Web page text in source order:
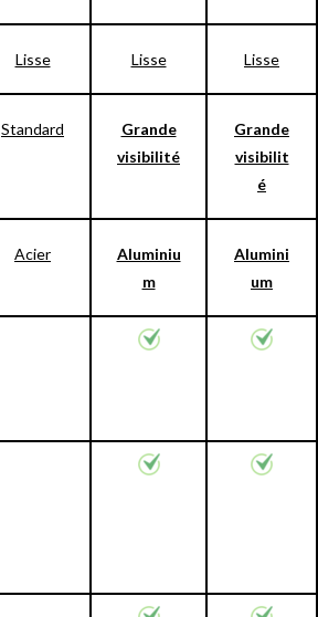
Lisse Lisse Lisse
Standard
Grande
visibilité
Grande
visibilit
é
Acier
Aluminiu
m
Alumini
um